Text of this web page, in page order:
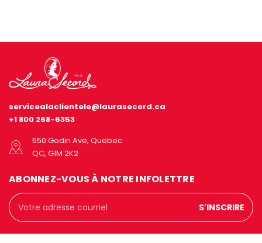
servicealaclientele@laurasecord.ca
+1 800 268-6353
550 Godin Ave, Quebec
QC, G1M 2K2
ABONNEZ-VOUS À NOTRE INFOLETTRE
Adresse
courriel